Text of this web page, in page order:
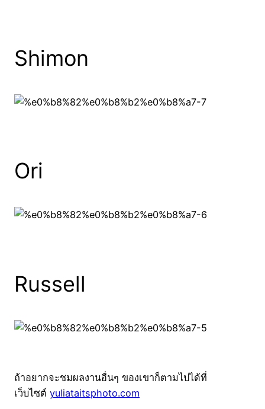
Shimon
Ori
Russell
ถ้าอยากจะชมผลงานอื่นๆ ของเขาก็ตามไปได้ที่
เว็บไซต์ yuliataitsphoto.com